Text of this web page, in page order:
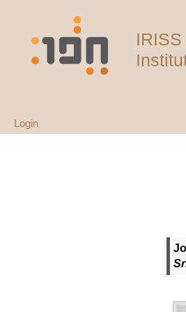
Login